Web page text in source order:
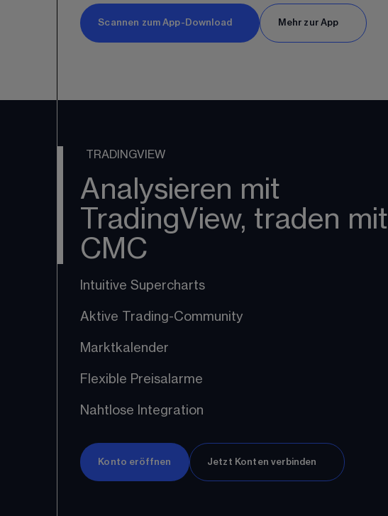
Scannen zum App-Download Mehr zur App
TRADINGVIEW
Analysieren mit
TradingView, traden mit
CMC
Intuitive Supercharts
Aktive Trading-Community
Marktkalender
Flexible Preisalarme
Nahtlose Integration
Konto eröffnen Jetzt Konten verbinden